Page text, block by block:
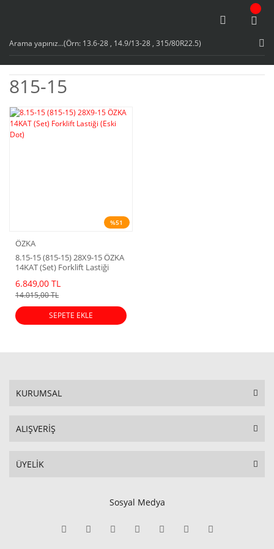
815-15
%51
ÖZKA
8.15-15 (815-15) 28X9-15 ÖZKA
14KAT (Set) Forklift Lastiği
6.849,00 TL
14.015,00 TL
SEPETE EKLE
KURUMSAL
ALIŞVERİŞ
ÜYELİK
Sosyal Medya